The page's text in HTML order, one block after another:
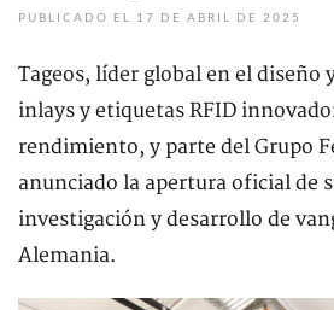
PUBLICADO EL 17 DE ABRIL DE 2025
Tageos, líder global en el diseño
inlays y etiquetas RFID
rendimiento, y parte del Grupo
anunciado la apertura oficial de
investigación y desarrollo de
Alemania.